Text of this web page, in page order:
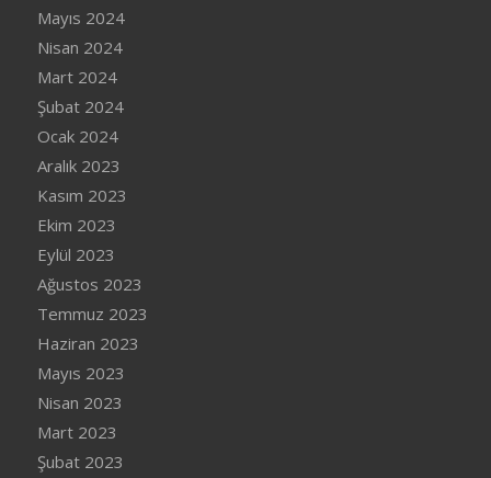
Mayıs 2024
Nisan 2024
Mart 2024
Şubat 2024
Ocak 2024
Aralık 2023
Kasım 2023
Ekim 2023
Eylül 2023
Ağustos 2023
Temmuz 2023
Haziran 2023
Mayıs 2023
Nisan 2023
Mart 2023
Şubat 2023